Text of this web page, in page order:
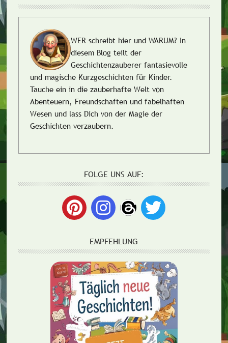
WER schreibt hier und WARUM? In
diesem Blog teilt der
Geschichtenzauberer fantasievolle
und magische Kurzgeschichten für Kinder.
Tauche ein in die zauberhafte Welt von
Abenteuern, Freundschaften und fabelhaften
Wesen und lass Dich von der Magie der
Geschichten verzaubern.
FOLGE UNS AUF:
EMPFEHLUNG